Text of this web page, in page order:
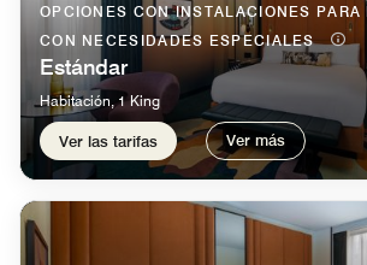
OPCIONES CON INSTALACIONES PARA
CON NECESIDADES ESPECIALES
Estándar
Habitación, 1 King
Ver las tarifas Ver más